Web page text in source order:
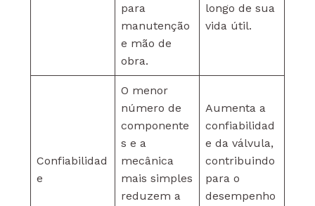
para
manutenção
e mão de
obra.
longo de sua
vida útil.
Confiabilidad
e
O menor
número de
componente
s e a
mecânica
mais simples
reduzem a
Aumenta a
confiabilidad
e da válvula,
contribuindo
para o
desempenho